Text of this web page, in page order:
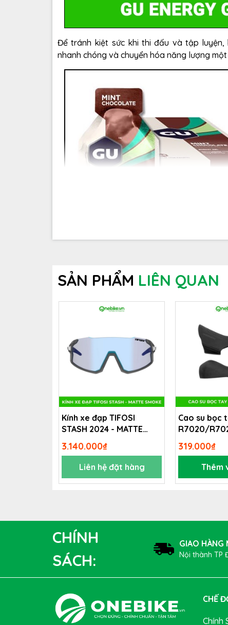
Để tránh kiệt sức khi thi đấu và tập
nhanh chóng và chuyển hóa năng lượng một
và phức hợp sẽ cung cấp năng lượng giúp
SẢN PHẨM LIÊN QUAN
Kính xe đạp TIFOSI
STASH 2024 - MATTE
SMOKE
3.140.000₫
Liên hệ đặt hàng
Cao su bọc
R7020/
319.000₫
Thêm
CHÍNH
SÁCH:
GIAO HÀNG
Nội thành TP
CHẾ
Chính